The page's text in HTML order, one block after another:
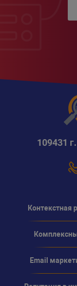
109431
Контекстная
Email